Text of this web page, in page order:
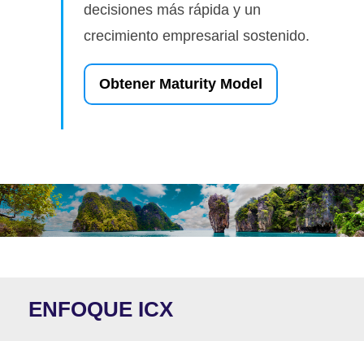
decisiones más rápida y un
crecimiento empresarial sostenido.
Obtener Maturity Model
ENFOQUE ICX